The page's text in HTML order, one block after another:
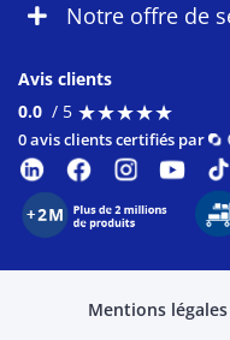
Notre offre de
Avis clients
0.0 / 5 ★★★★★
★★★★★
0 avis clients certifiés par
Mentions légales